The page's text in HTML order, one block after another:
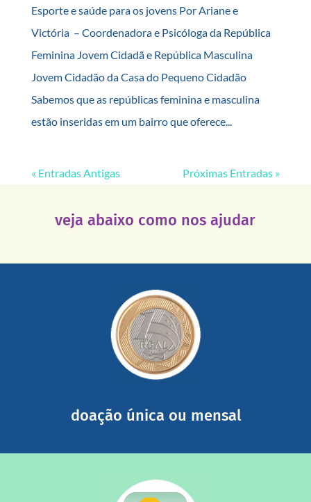
Esporte e saúde para os jovens Por Ariane e
Victória – Coordenadora e Psicóloga da República
Feminina Jovem Cidadã e República Masculina
Jovem Cidadão da Casa do Pequeno Cidadão
Sabemos que as repúblicas feminina e masculina
estão inseridas em um bairro que oferece...
« Entradas Antigas Próximas Entradas »
veja abaixo como nos ajudar
doação única ou mensal
mail mostrando tudo o que fizemos com a sua ajuda
somada a de outras pessoas.
saiba mais